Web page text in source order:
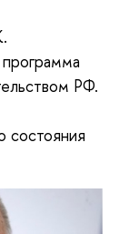
программа
РФ.
состояния